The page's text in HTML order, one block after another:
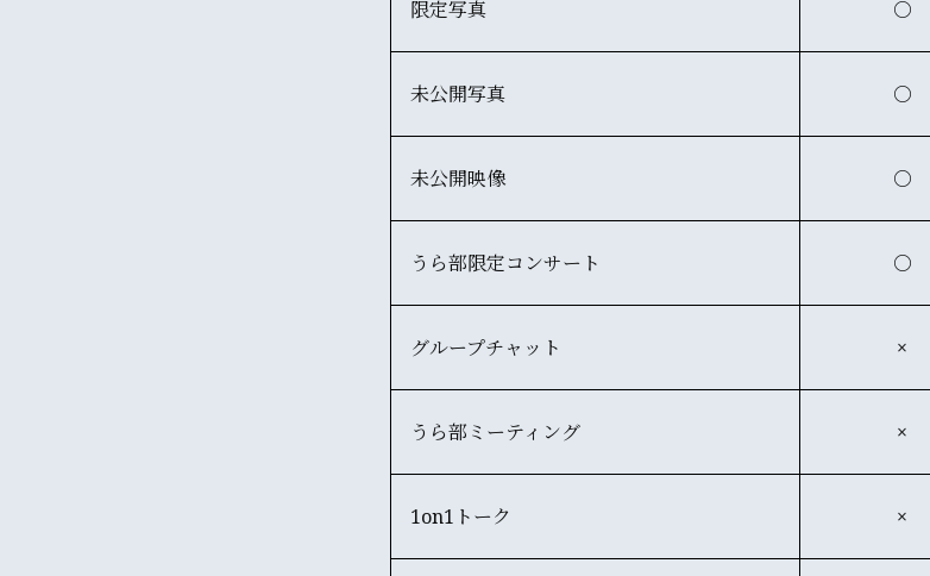
限定写真 ○
未公開写真 ○
未公開映像 ○
うら部限定コンサート ○
グループチャット ×
うら部ミーティング ×
1on1トーク ×